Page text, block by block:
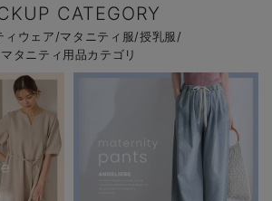
CATEGORY
ィウェア/マタニティ服/授乳服/
マタニティ用品カテゴリ